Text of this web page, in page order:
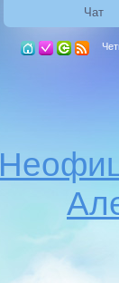
Чат